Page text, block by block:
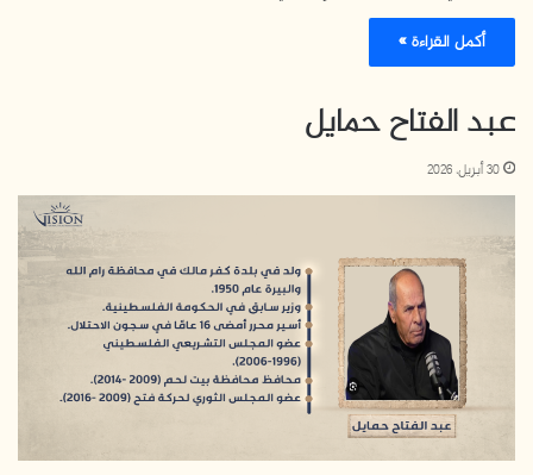
أكمل القراءة »
عبد الفتاح حمايل
30 أبريل، 2026